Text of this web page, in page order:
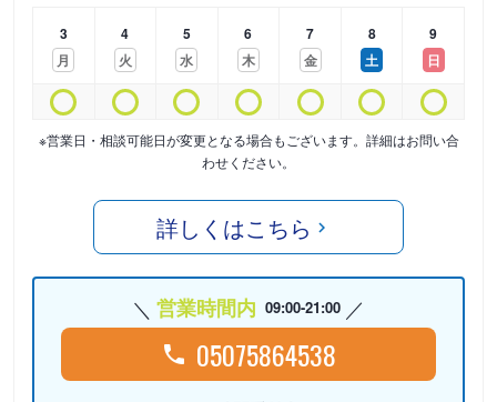
3
月
4
火
5
水
6
木
7
金
8
土
9
日
※営業日・相談可能日が変更となる場合もございます。詳細はお問い合
わせください。
詳しくはこちら
営業時間内 09:00-21:00
05075864538